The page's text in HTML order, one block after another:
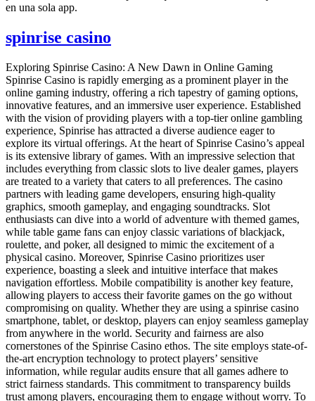
en una sola app.
spinrise casino
Exploring Spinrise Casino: A New Dawn in Online Gaming
Spinrise Casino is rapidly emerging as a prominent player in the
online gaming industry, offering a rich tapestry of gaming options,
innovative features, and an immersive user experience. Established
with the vision of providing players with a top-tier online gambling
experience, Spinrise has attracted a diverse audience eager to
explore its virtual offerings. At the heart of Spinrise Casino’s appeal
is its extensive library of games. With an impressive selection that
includes everything from classic slots to live dealer games, players
are treated to a variety that caters to all preferences. The casino
partners with leading game developers, ensuring high-quality
graphics, smooth gameplay, and engaging soundtracks. Slot
enthusiasts can dive into a world of adventure with themed games,
while table game fans can enjoy classic variations of blackjack,
roulette, and poker, all designed to mimic the excitement of a
physical casino. Moreover, Spinrise Casino prioritizes user
experience, boasting a sleek and intuitive interface that makes
navigation effortless. Mobile compatibility is another key feature,
allowing players to access their favorite games on the go without
compromising on quality. Whether they are using a spinrise casino
smartphone, tablet, or desktop, players can enjoy seamless gameplay
from anywhere in the world. Security and fairness are also
cornerstones of the Spinrise Casino ethos. The site employs state-of-
the-art encryption technology to protect players’ sensitive
information, while regular audits ensure that all games adhere to
strict fairness standards. This commitment to transparency builds
trust among players, encouraging them to engage without worry. To